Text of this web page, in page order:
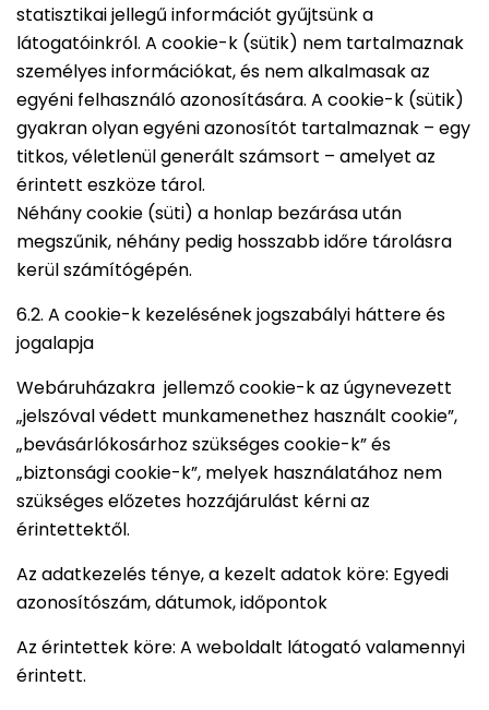
statisztikai jellegű információt gyűjtsünk a
látogatóinkról. A cookie-k (sütik) nem tartalmaznak
személyes információkat, és nem alkalmasak az
egyéni felhasználó azonosítására. A cookie-k (sütik)
gyakran olyan egyéni azonosítót tartalmaznak – egy
titkos, véletlenül generált számsort – amelyet az
érintett eszköze tárol.
Néhány cookie (süti) a honlap bezárása után
megszűnik, néhány pedig hosszabb időre tárolásra
kerül számítógépén.
6.2. A cookie-k kezelésének jogszabályi háttere és
jogalapja
Webáruházakra jellemző cookie-k az úgynevezett
„jelszóval védett munkamenethez használt cookie”,
„bevásárlókosárhoz szükséges cookie-k” és
„biztonsági cookie-k”, melyek használatához nem
szükséges előzetes hozzájárulást kérni az
érintettektől.
Az adatkezelés ténye, a kezelt adatok köre: Egyedi
azonosítószám, dátumok, időpontok
Az érintettek köre: A weboldalt látogató valamennyi
érintett.